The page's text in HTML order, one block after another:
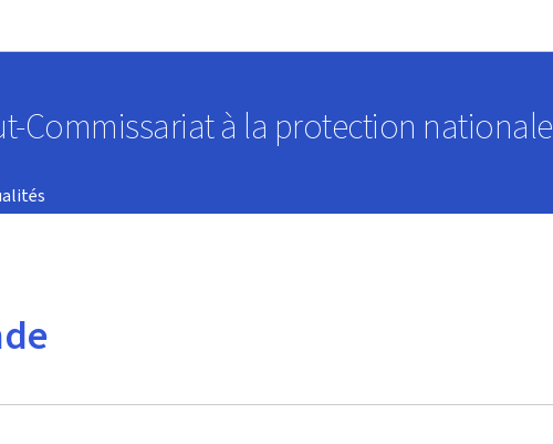
Commissariat à la protection nationale